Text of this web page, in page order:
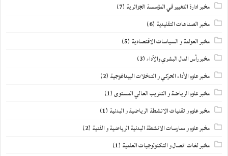
مخبر ادارة التغيير في المؤسسة الجزائرية (7)
مخبر الصناعات التقليدية (6)
مخبر العولمة و السياسات الاقتصادية (5)
مخبر رأس المال البشري والأداء(3)
مخبر علوم الأداء الحركي و التدخلات البيداغوجية (2)
مخبر علوم الرياضة و التدريب العالي المستوى(1)
مخبر علوم و تقنيات الانشطة الرياضية و البدنية (1)
مخبر علوم و ممارسات الانشطة البدنية الرياضية و الفنية (2)
مخبر لغات اتصال و التكنولوجيات العلمية (1)